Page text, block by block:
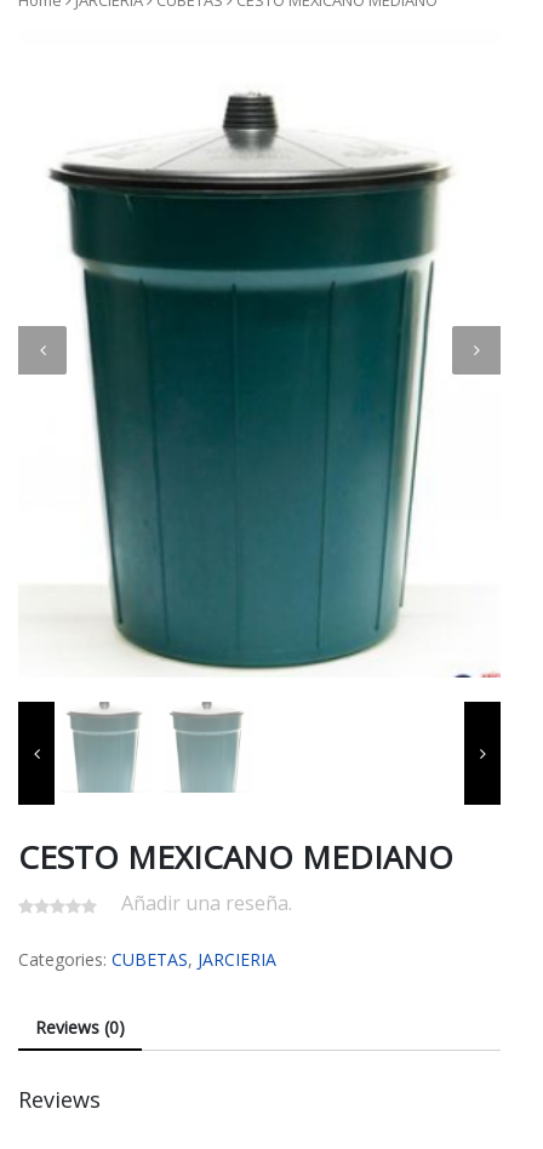
CESTO MEXICANO MEDIANO
Añadir una reseña.
Categories: CUBETAS, JARCIERIA
Reviews (0)
Reviews